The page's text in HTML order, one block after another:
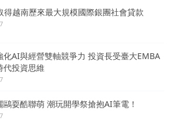
得越南歷來最大規模國際銀團社會貸款
化AI與經營雙軸競爭力 投資長受臺大EMBA
代投資思維
鷗耍酷聯萌 潮玩開學祭搶抱AI筆電！